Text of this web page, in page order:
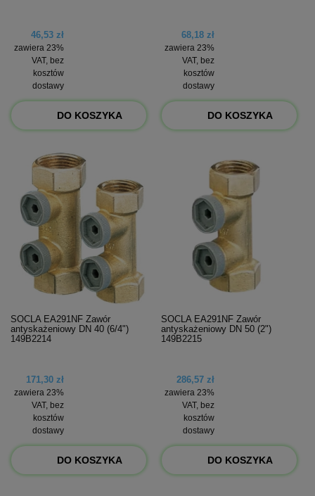
46,53 zł
zawiera 23%
VAT, bez
kosztów
dostawy
DO KOSZYKA
68,18 zł
zawiera 23%
VAT, bez
kosztów
dostawy
DO KOSZYKA
SOCLA EA291NF Zawór
antyskażeniowy DN 40 (6/4")
149B2214
171,30 zł
zawiera 23%
VAT, bez
kosztów
dostawy
DO KOSZYKA
SOCLA EA291NF Zawór
antyskażeniowy DN 50 (2")
149B2215
286,57 zł
zawiera 23%
VAT, bez
kosztów
dostawy
DO KOSZYKA